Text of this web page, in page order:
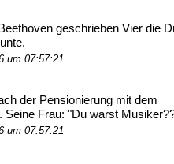
geschrieben Vier die
um 07:57:21
der Pensionierung mit dem
Seine Frau: "Du warst
um 07:57:21